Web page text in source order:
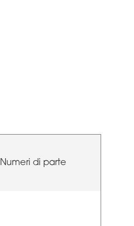
Numeri di parte